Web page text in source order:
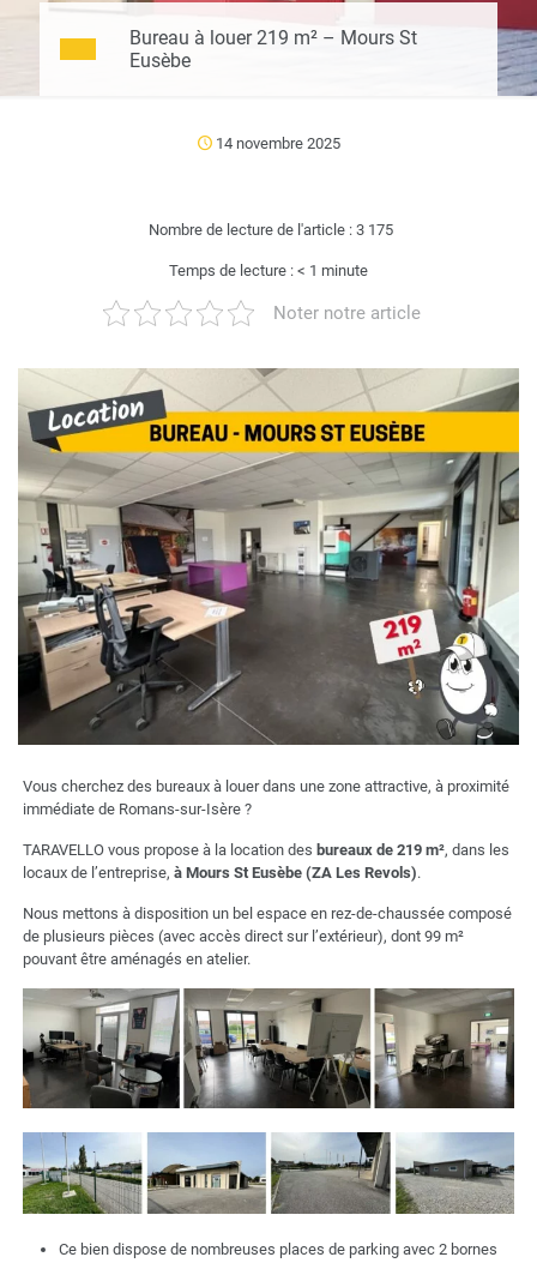
Bureau à louer 219 m² – Mours St
Eusèbe
14 novembre 2025
Nombre de lecture de l'article : 3 175
Temps de lecture : < 1 minute
Noter notre article
Vous cherchez des bureaux à louer dans une zone attractive, à proximité
immédiate de Romans-sur-Isère ?
TARAVELLO vous propose à la location des bureaux de 219 m², dans les
locaux de l’entreprise,à Mours St Eusèbe (ZA Les Revols).
Nous mettons à disposition un bel espace en rez-de-chaussée composé
de plusieurs pièces (avec accès direct sur l’extérieur), dont 99 m²
pouvant être aménagés en atelier.
Ce bien dispose de nombreuses places de parking avec 2 bornes